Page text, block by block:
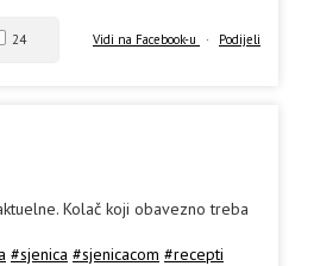
Vidi na Facebook-u · Podijeli
24
Kolač koji obavezno treba
#sjenica #sjenicacom #recepti